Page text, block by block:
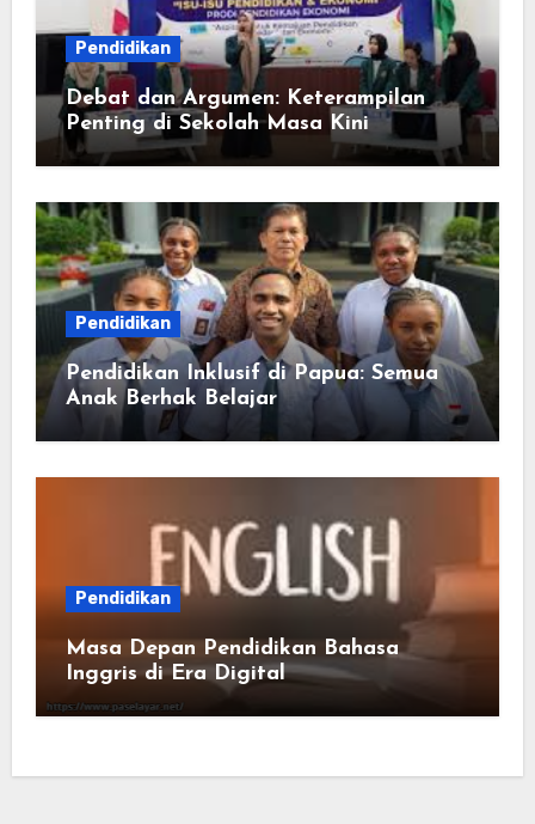
Pendidikan
Debat dan Argumen: Keterampilan
Penting di Sekolah Masa Kini
Pendidikan
Pendidikan Inklusif di Papua: Semua
Anak Berhak Belajar
Pendidikan
Masa Depan Pendidikan Bahasa
Inggris di Era Digital